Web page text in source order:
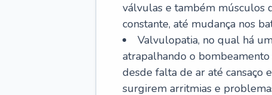
válvulas e também músculos
constante, até mudança nos
Valvulopatia, no qual há
atrapalhando o
desde falta de ar até cansaço
surgirem arritmias e